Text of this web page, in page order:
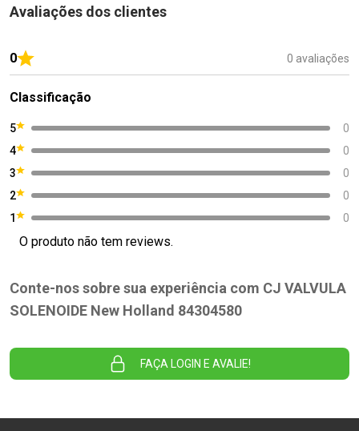
Avaliações dos clientes
0 0 avaliações
Classificação
5
0
4
0
3
0
2
0
1
0
O produto não tem reviews.
Conte-nos sobre sua experiência com CJ VALVULA
SOLENOIDE New Holland 84304580
FAÇA LOGIN E AVALIE!